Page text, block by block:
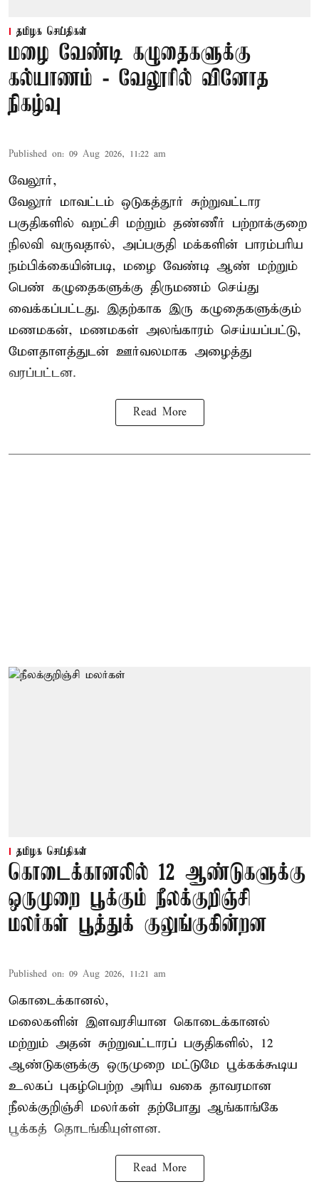
தமிழக செய்திகள்
மழை வேண்டி கழுதைகளுக்கு
கல்யாணம் - வேலூரில் வினோத
நிகழ்வு
Published on: 09 Aug 2026, 11:22 am
வேலூர்,
வேலூர் மாவட்டம் ஒடுகத்தூர் சுற்றுவட்டார
பகுதிகளில் வறட்சி மற்றும் தண்ணீர் பற்றாக்குறை
நிலவி வருவதால், அப்பகுதி மக்களின் பாரம்பரிய
நம்பிக்கையின்படி, மழை வேண்டி ஆண் மற்றும்
பெண் கழுதைகளுக்கு திருமணம் செய்து
வைக்கப்பட்டது. இதற்காக இரு கழுதைகளுக்கும்
மணமகன், மணமகள் அலங்காரம் செய்யப்பட்டு,
மேளதாளத்துடன் ஊர்வலமாக அழைத்து
வரப்பட்டன.
Read More
தமிழக செய்திகள்
கொடைக்கானலில் 12 ஆண்டுகளுக்கு
ஒருமுறை பூக்கும் நீலக்குறிஞ்சி
மலர்கள் பூத்துக் குலுங்குகின்றன
Published on: 09 Aug 2026, 11:21 am
கொடைக்கானல்,
மலைகளின் இளவரசியான கொடைக்கானல்
மற்றும் அதன் சுற்றுவட்டாரப் பகுதிகளில், 12
ஆண்டுகளுக்கு ஒருமுறை மட்டுமே பூக்கக்கூடிய
உலகப் புகழ்பெற்ற அரிய வகை தாவரமான
நீலக்குறிஞ்சி மலர்கள் தற்போது ஆங்காங்கே
பூக்கத் தொடங்கியுள்ளன.
Read More